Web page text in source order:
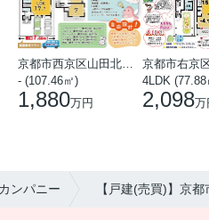
京都市西京区山田北山田町
- (107.46㎡)
1,880万円
4LDK (77.88
2,098万
ンパニー 【戸建(売買)】京